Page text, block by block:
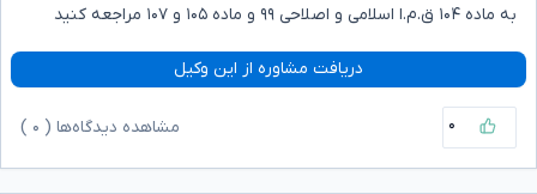
به ماده ۱۰۴ ق.م.ا اسلامی و اصلاحی ۹۹ و ماده ۱۰۵ و ۱۰۷ مراجعه کنید
دریافت مشاوره از این وکیل
۰ مشاهده دیدگاه‌ها ( ۰